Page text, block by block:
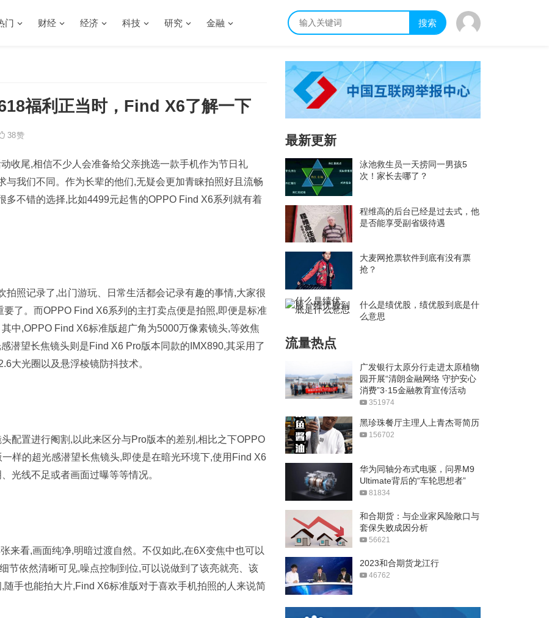
门 财经 经济 科技 研究 金融 搜索
福利正当时，Find X6了解一下
38赞
收尾,相信不少人会准备给父亲挑选一款手机作为节日礼
我们不同。作为长辈的他们,无疑会更加青睐拍照好且流畅
多不错的选择,比如4499元起售的OPPO Find X6系列就有着
照记录了,出门游玩、日常生活都会记录有趣的事情,大家很
了。而OPPO Find X6系列的主打卖点便是拍照,即便是标准
中,OPPO Find X6标准版超广角为5000万像素镜头,等效焦
潜望长焦镜头则是Find X6 Pro版本同款的IMX890,其采用了
大光圈以及悬浮棱镜防抖技术。
配置进行阉割,以此来区分与Pro版本的差别,相比之下OPPO
样的超光感潜望长焦镜头,即使是在暗光环境下,使用Find X6
光线不足或者画面过曝等等情况。
来看,画面纯净,明暗过渡自然。不仅如此,在6X变焦中也可以
节依然清晰可见,噪点控制到位,可以说做到了该亮就亮、该
手也能拍大片,Find X6标准版对于喜欢手机拍照的人来说简
最新更新
泳池救生员一天捞同一男孩5
次！家长去哪了？
程维高的后台已经是过去式，他
是否能享受副省级待遇
大麦网抢票软件到底有没有票
抢？
什么是绩优股，绩优股到底是什
么意思
流量热点
广发银行太原分行走进太原植物
园开展“清朗金融网络 守护安心
消费”3·15金融教育宣传活动
351974
黑珍珠餐厅主理人上青杰哥简历
156702
华为同轴分布式电驱，问界M9
Ultimate背后的“车轮思想者”
81834
和合期货：与企业家风险敞口与
套保失败成因分析
56621
2023和合期货龙江行
46762